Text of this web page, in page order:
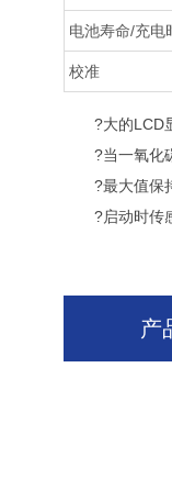
电池寿命/充电
校准
?大的LCD显
?当一氧化碳
?最大值保持
?启动时传感
产